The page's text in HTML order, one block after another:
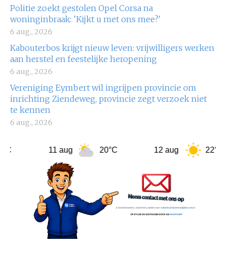
Politie zoekt gestolen Opel Corsa na
woninginbraak: 'Kijkt u met ons mee?'
6 aug., 2026
Kabouterbos krijgt nieuw leven: vrijwilligers werken
aan herstel en feestelijke heropening
6 aug., 2026
Vereniging Eymbert wil ingrijpen provincie om
inrichting Ziendeweg, provincie zegt verzoek niet
te kennen
6 aug., 2026
11 aug 20°C 12 aug 22°C